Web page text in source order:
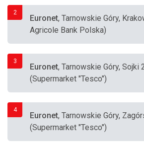
2
Euronet, Tarnowskie Góry,
Agricole Bank Polska)
3
Euronet, Tarnowskie Góry, Sojki
(Supermarket "Tesco")
4
Euronet, Tarnowskie Góry,
(Supermarket "Tesco")